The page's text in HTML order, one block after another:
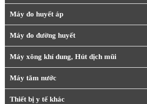
Máy đo huyết áp
Máy đo đường huyết
Máy xông khí dung, Hút dịch mũi
Máy tăm nước
Thiết bị y tế khác